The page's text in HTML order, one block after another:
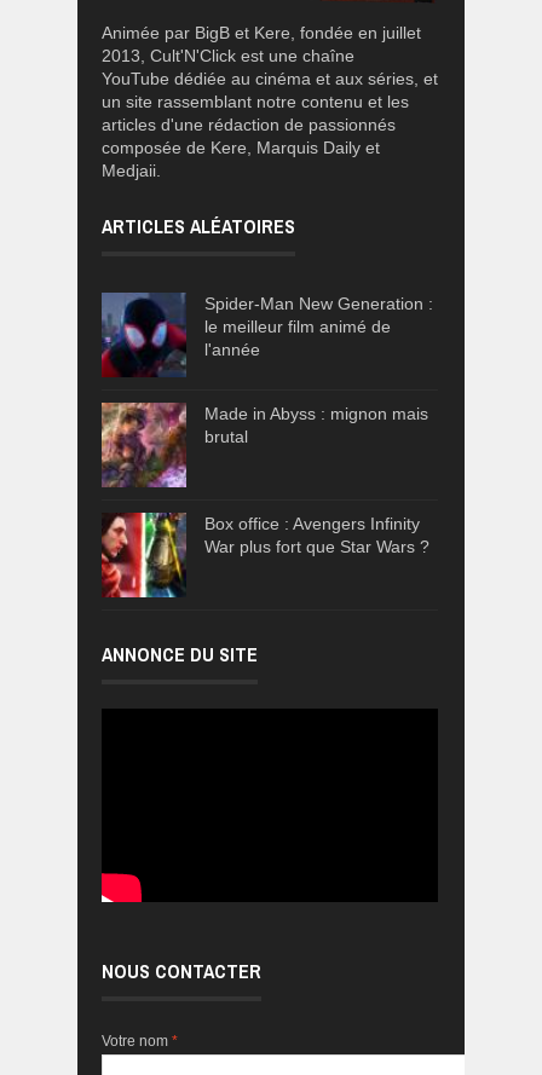
Animée par BigB et Kere, fondée en juillet
2013, Cult'N'Click est une chaîne
YouTube dédiée au cinéma et aux séries, et
un site rassemblant notre contenu et les
articles d'une rédaction de passionnés
composée de Kere, Marquis Daily et
Medjaii.
ARTICLES ALÉATOIRES
Spider-Man New Generation :
le meilleur film animé de
l'année
Made in Abyss : mignon mais
brutal
Box office : Avengers Infinity
War plus fort que Star Wars ?
ANNONCE DU SITE
NOUS CONTACTER
Votre nom *